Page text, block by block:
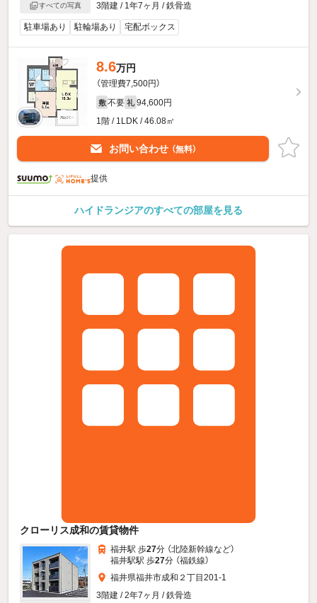
すべての写真
3階建 / 1年7ヶ月 / 鉄骨造
駐車場あり 駐輪場あり 宅配ボックス
8.6万円
（管理費7,500円）
敷 不要 礼 94,600円
1階 / 1LDK / 46.08㎡
お問い合わせ （無料）
提供
ハイドランジアのすべての部屋を見る
クローリス成和の賃貸物件
福井駅 歩27分 （北陸新幹線など）
福井駅駅 歩27分 （福鉄線）
福井県福井市成和２丁目201-1
3階建 / 2年7ヶ月 / 鉄骨造